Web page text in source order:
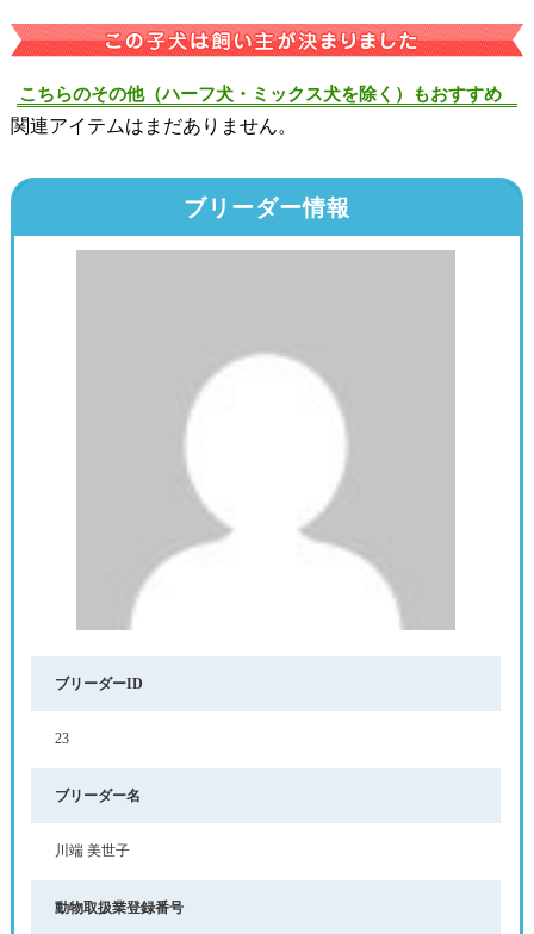
こちらのその他（ハーフ犬・ミックス犬を除く）もおすすめ
関連アイテムはまだありません。
ブリーダー情報
ブリーダーID
23
ブリーダー名
川端 美世子
動物取扱業登録番号